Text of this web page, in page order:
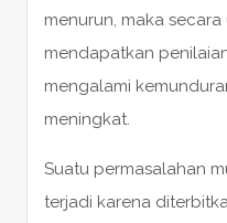
menurun, maka
mendapatkan
mengalami
meningkat.
Suatu permasalahan
terjadi karena